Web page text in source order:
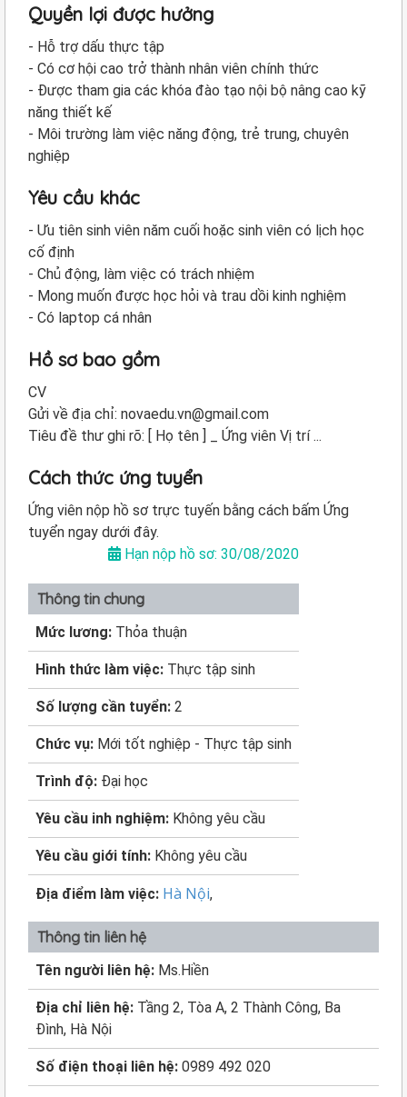
Quyền lợi được hưởng
- Hỗ trợ dấu thực tập
- Có cơ hội cao trở thành nhân viên chính thức
- Được tham gia các khóa đào tạo nội bộ nâng cao kỹ
năng thiết kế
- Môi trường làm việc năng động, trẻ trung, chuyên
nghiệp
Yêu cầu khác
- Ưu tiên sinh viên năm cuối hoặc sinh viên có lịch học
cố định
- Chủ động, làm việc có trách nhiệm
- Mong muốn được học hỏi và trau dồi kinh nghiệm
- Có laptop cá nhân
Hồ sơ bao gồm
CV
Gửi về địa chỉ: novaedu.vn@gmail.com
Tiêu đề thư ghi rõ: [ Họ tên ] _ Ứng viên Vị trí ...
Cách thức ứng tuyển
Ứng viên nộp hồ sơ trực tuyến bằng cách bấm Ứng
tuyển ngay dưới đây.
Hạn nộp hồ sơ: 30/08/2020
Thông tin chung
Mức lương: Thỏa thuận
Hình thức làm việc: Thực tập sinh
Số lượng cần tuyển: 2
Chức vụ: Mới tốt nghiệp - Thực tập sinh
Trình độ: Đại học
Yêu cầu inh nghiệm: Không yêu cầu
Yêu cầu giới tính: Không yêu cầu
Địa điểm làm việc: Hà Nội,
Thông tin liên hệ
Tên người liên hệ: Ms.Hiền
Địa chỉ liên hệ: Tầng 2, Tòa A, 2 Thành Công, Ba
Đình, Hà Nội
Số điện thoại liên hệ: 0989 492 020